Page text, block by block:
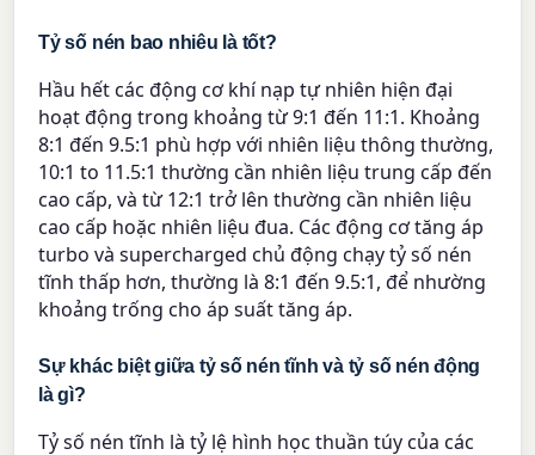
Tỷ số nén bao nhiêu là tốt?
Hầu hết các động cơ khí nạp tự nhiên hiện đại
hoạt động trong khoảng từ 9:1 đến 11:1. Khoảng
8:1 đến 9.5:1 phù hợp với nhiên liệu thông thường,
10:1 to 11.5:1 thường cần nhiên liệu trung cấp đến
cao cấp, và từ 12:1 trở lên thường cần nhiên liệu
cao cấp hoặc nhiên liệu đua. Các động cơ tăng áp
turbo và supercharged chủ động chạy tỷ số nén
tĩnh thấp hơn, thường là 8:1 đến 9.5:1, để nhường
khoảng trống cho áp suất tăng áp.
Sự khác biệt giữa tỷ số nén tĩnh và tỷ số nén động
là gì?
Tỷ số nén tĩnh là tỷ lệ hình học thuần túy của các